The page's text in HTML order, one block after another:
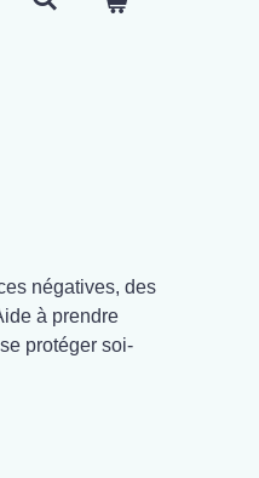
négatives, des
à prendre
protéger soi-